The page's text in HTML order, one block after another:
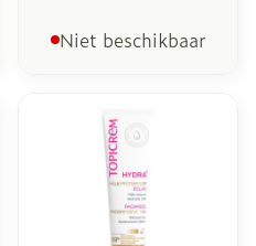
Niet beschikbaar